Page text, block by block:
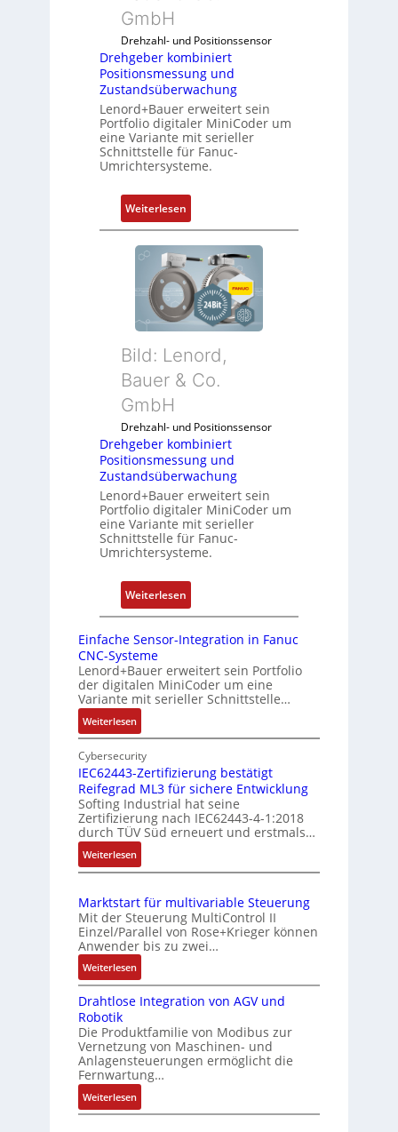
e
x
i
b
e
l
f
r
d
i
e
A
n
w
e
d
u
g
k
o
n
f
i
g
u
e
e
d
u
l
b
r
i
g
e
n
G
u
n
G
a
e
n
R
a
s
p
e
r
y
i
GmbH
Drehzahl- und Positionssensor
Drehgeber kombiniert
Positionsmessung und
Zustandsüberwachung
Lenord+Bauer erweitert sein
Portfolio digitaler MiniCoder um
eine Variante mit serieller
Schnittstelle für Fanuc-
Umrichtersysteme.
Weiterlesen:
D
r
e
h
g
e
e
m
b
i
i
e
r
t
P
o
s
i
i
o
e
s
s
u
n
n
d
Z
u
t
a
n
d
s
Bild: Lenord,
Bauer & Co.
GmbH
Drehzahl- und Positionssensor
Drehgeber kombiniert
Positionsmessung und
Zustandsüberwachung
Lenord+Bauer erweitert sein
Portfolio digitaler MiniCoder um
eine Variante mit serieller
Schnittstelle für Fanuc-
Umrichtersysteme.
Weiterlesen:
D
h
g
e
e
k
o
m
b
n
e
r
t
o
s
t
i
s
Einfache Sensor-Integration in Fanuc
CNC-Systeme
Lenord+Bauer erweitert sein Portfolio
der digitalen MiniCoder um eine
Variante mit serieller Schnittstelle…
Weiterlesen:
E
i
n
a
c
h
e
S
n
s
o
r
-
I
n
e
g
r
t
Cybersecurity
IEC62443-Zertifizierung bestätigt
Reifegrad ML3 für sichere Entwicklung
Softing Industrial hat seine
Zertifizierung nach IEC62443-4-1:2018
durch TÜV Süd erneuert und erstmals…
Weiterlesen:
I
C
6
2
4
4
3
-
e
r
t
Marktstart für multivariable Steuerung
Mit der Steuerung MultiControl II
Einzel/Parallel von Rose+Krieger können
Anwender bis zu zwei…
Weiterlesen:
M
a
k
t
s
t
a
r
Drahtlose Integration von AGV und
Robotik
Die Produktfamilie von Modibus zur
Vernetzung von Maschinen- und
Anlagensteuerungen ermöglicht die
Fernwartung…
Weiterlesen:
D